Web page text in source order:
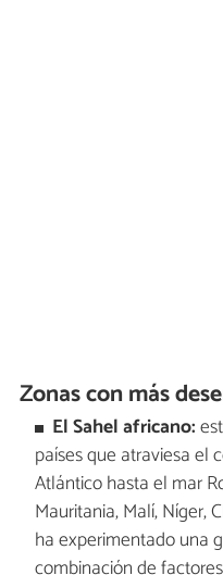
Zonas con más
El Sahel africano:
países que atraviesa el
Atlántico hasta el mar
Mauritania, Malí, Níger,
ha experimentado una